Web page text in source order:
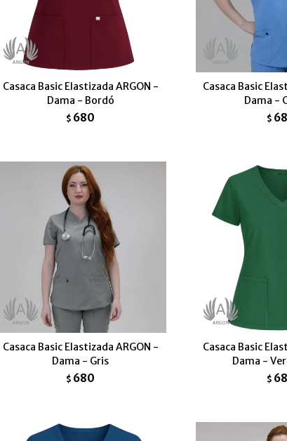
Casaca Basic Elastizada ARGON -
Dama - Bordó
$ 680
Casaca Basic
Dama -
$
Casaca Basic Elastizada ARGON -
Dama - Gris
$ 680
Casaca Basic
Dama -
$